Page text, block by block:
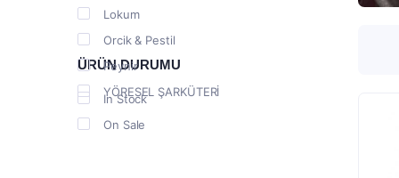
Lokum
Orcik & Pestil
Peynir
YÖRESEL ŞARKÜTERİ
ÜRÜN DURUMU
In Stock
On Sale